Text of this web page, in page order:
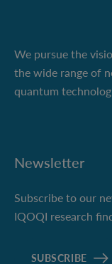
We pursue the
the wide range of
quantum
Newsletter
Subscribe to our
IQOQI research
SUBSCRIBE